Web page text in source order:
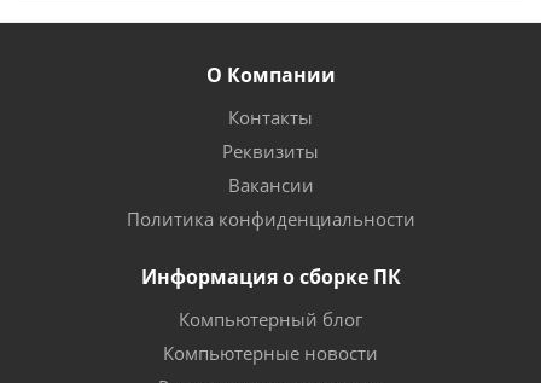
О Компании
Контакты
Реквизиты
Вакансии
Политика конфиденциальности
Информация о сборке ПК
Компьютерный блог
Компьютерные новости